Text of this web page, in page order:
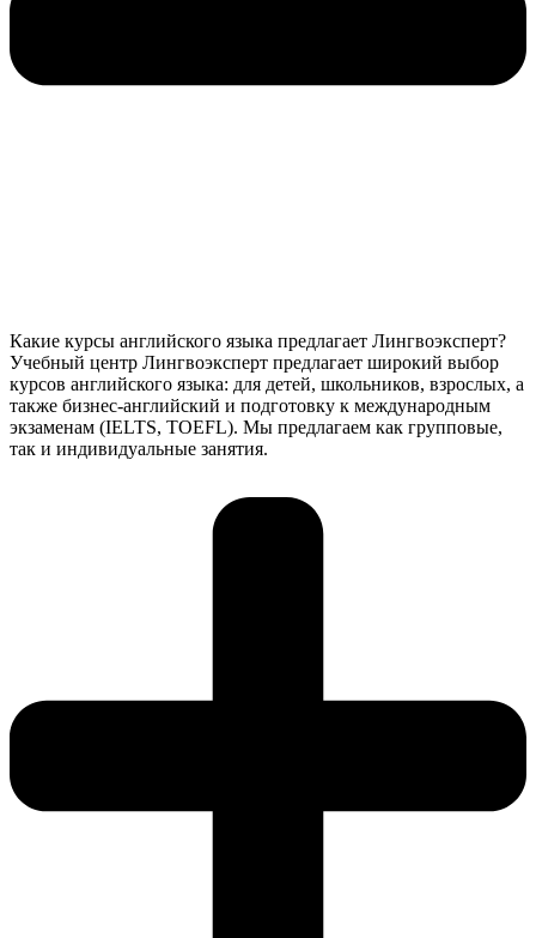
Какие курсы английского языка предлагает Лингвоэксперт?
Учебный центр Лингвоэксперт предлагает широкий выбор
курсов английского языка: для детей, школьников, взрослых, а
также бизнес-английский и подготовку к международным
экзаменам (IELTS, TOEFL). Мы предлагаем как групповые,
так и индивидуальные занятия.